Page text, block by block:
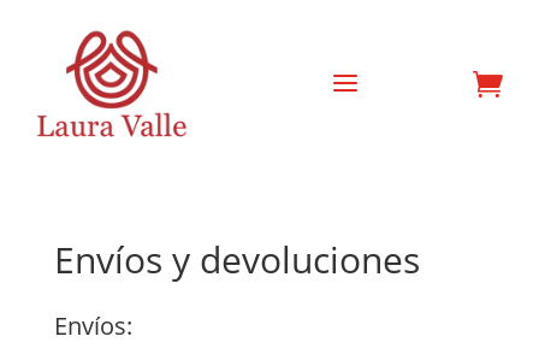
a 
Envíos y devoluciones
Envíos: